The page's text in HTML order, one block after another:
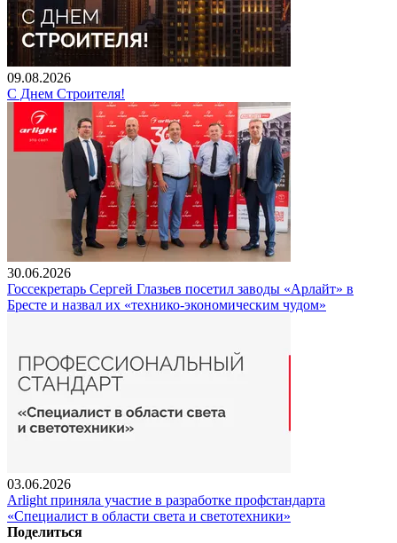
09.08.2026
С Днем Строителя!
30.06.2026
Госсекретарь Сергей Глазьев посетил заводы «Арлайт» в
Бресте и назвал их «технико-экономическим чудом»
03.06.2026
Arlight приняла участие в разработке профстандарта
«Специалист в области света и светотехники»
Поделиться